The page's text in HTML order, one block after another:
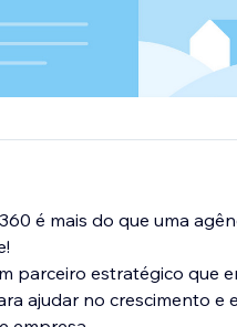
é mais do que uma
parceiro estratégico que
ajudar no crescimento e